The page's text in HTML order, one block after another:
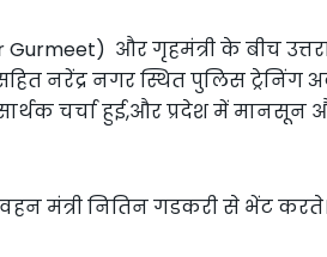
Gurmeet) और गृहमंत्री के बीच
नरेंद्र नगर स्थित पुलिस
चर्चा हुई,और प्रदेश में मानसून